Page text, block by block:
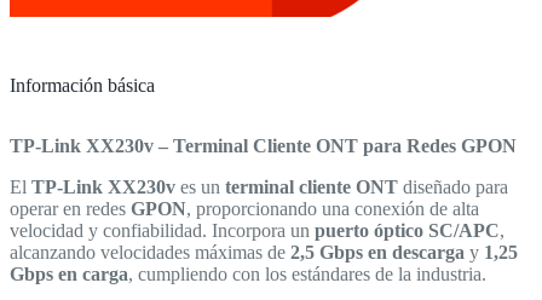
Información básica
TP-Link XX230v – Terminal Cliente ONT para Redes GPON
El TP-Link XX230v es un terminal cliente ONT diseñado para
operar en redes GPON, proporcionando una conexión de alta
velocidad y confiabilidad. Incorpora un puerto óptico SC/APC,
alcanzando velocidades máximas de 2,5 Gbps en descarga y 1,25
Gbps en carga, cumpliendo con los estándares de la industria.